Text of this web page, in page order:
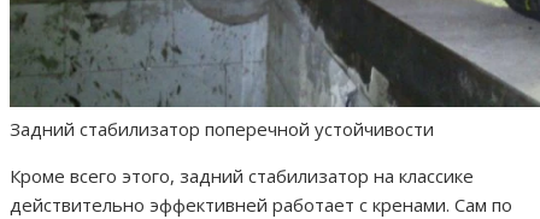
Задний стабилизатор поперечной устойчивости
Кроме всего этого, задний стабилизатор на классике
действительно эффективней работает с кренами. Сам по